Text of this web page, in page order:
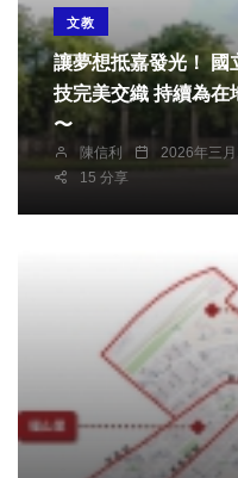
文教
讓夢想抵嘉發光！ 國
技完美交織 持續為在
〜
陳信利 2026年三
15 分享